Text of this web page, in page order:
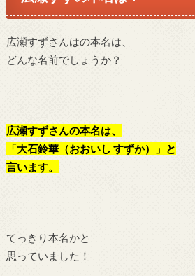
広瀬すずさんはの本名は、
どんな名前でしょうか？
広瀬すずさんの本名は、
「大石鈴華（おおいし すずか）」と
言います。
てっきり本名かと
思っていました！